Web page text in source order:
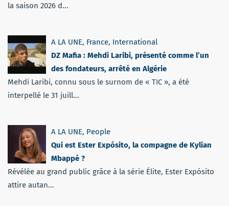
la saison 2026 d...
A LA UNE, France, International
DZ Mafia : Mehdi Laribi, présenté comme l’un
des fondateurs, arrêté en Algérie
Mehdi Laribi, connu sous le surnom de « TIC », a été
interpellé le 31 juill...
A LA UNE, People
Qui est Ester Expósito, la compagne de Kylian
Mbappé ?
Révélée au grand public grâce à la série Élite, Ester Expósito
attire autan...